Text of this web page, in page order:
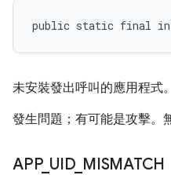
public static final
未安裝發出呼叫的應用程式。
發生問題；有可能是攻擊。
APP_ UID_ MISMATCH